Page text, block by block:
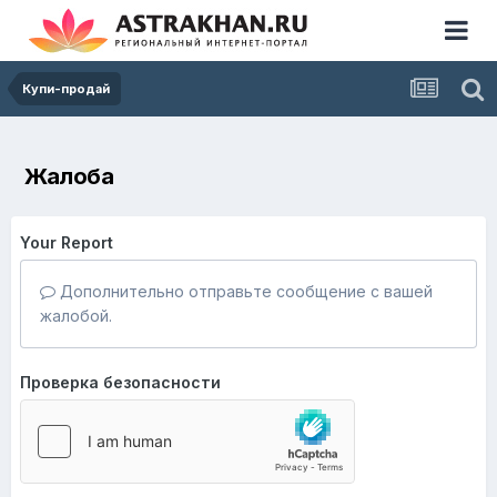
Купи-продай
Жалоба
Your Report
Дополнительно отправьте сообщение с вашей
жалобой.
Проверка безопасности